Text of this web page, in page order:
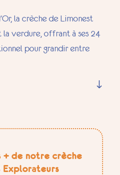
la crèche de Limonest
la verdure, offrant à ses 24
pour grandir entre
+ de notre crèche
Explorateurs